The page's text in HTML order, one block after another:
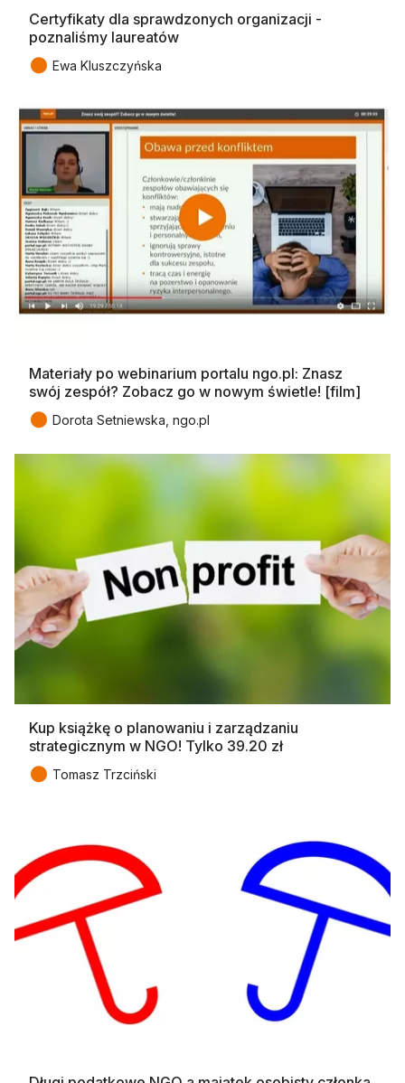
Certyfikaty dla sprawdzonych organizacji -
poznaliśmy laureatów
● Ewa Kluszczyńska
Materiały po webinarium portalu ngo.pl: Znasz
swój zespół? Zobacz go w nowym świetle! [film]
● Dorota Setniewska, ngo.pl
Kup książkę o planowaniu i zarządzaniu
strategicznym w NGO! Tylko 39.20 zł
● Tomasz Trzciński